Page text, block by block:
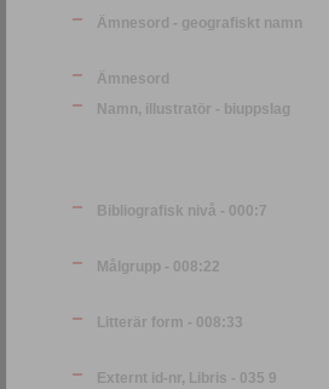
Ämnesord - geografiskt namn
Ämnesord
Namn, illustratör - biuppslag
Bibliografisk nivå - 000:7
Målgrupp - 008:22
Litterär form - 008:33
Externt id-nr, Libris - 035 9